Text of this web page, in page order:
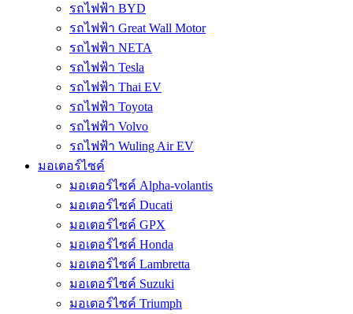
รถไฟฟ้า BYD
รถไฟฟ้า Great Wall Motor
รถไฟฟ้า NETA
รถไฟฟ้า Tesla
รถไฟฟ้า Thai EV
รถไฟฟ้า Toyota
รถไฟฟ้า Volvo
รถไฟฟ้า Wuling Air EV
มอเตอร์ไซค์
มอเตอร์ไซค์ Alpha-volantis
มอเตอร์ไซค์ Ducati
มอเตอร์ไซค์ GPX
มอเตอร์ไซค์ Honda
มอเตอร์ไซค์ Lambretta
มอเตอร์ไซค์ Suzuki
มอเตอร์ไซค์ Triumph